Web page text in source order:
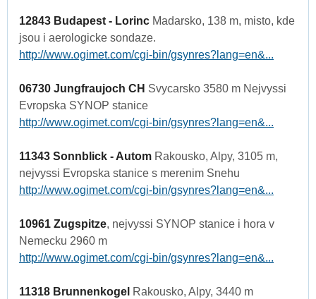
12843 Budapest - Lorinc Madarsko, 138 m, misto, kde
jsou i aerologicke sondaze.
http://www.ogimet.com/cgi-bin/gsynres?lang=en&...
06730 Jungfraujoch CH Svycarsko 3580 m Nejvyssi
Evropska SYNOP stanice
http://www.ogimet.com/cgi-bin/gsynres?lang=en&...
11343 Sonnblick - Autom Rakousko, Alpy, 3105 m,
nejvyssi Evropska stanice s merenim Snehu
http://www.ogimet.com/cgi-bin/gsynres?lang=en&...
10961 Zugspitze, nejvyssi SYNOP stanice i hora v
Nemecku 2960 m
http://www.ogimet.com/cgi-bin/gsynres?lang=en&...
11318 Brunnenkogel Rakousko, Alpy, 3440 m